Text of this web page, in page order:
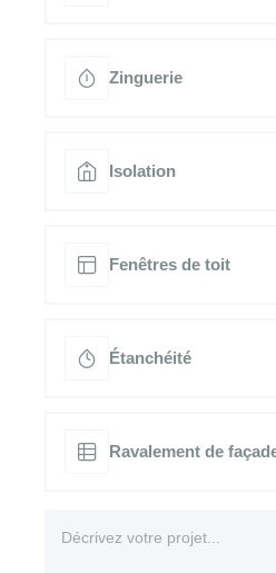
Zinguerie
Isolation
Fenêtres de toit
Étanchéité
Ravalement de